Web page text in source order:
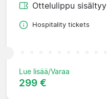
Ottelulippu sisältyy
Hospitality tickets
Lue lisää/Varaa
299 €